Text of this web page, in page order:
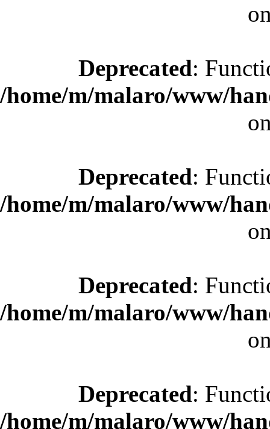
Deprecated:
/home/m/malaro/www/
Deprecated:
/home/m/malaro/www/
Deprecated:
/home/m/malaro/www/
Deprecated:
/home/m/malaro/www/